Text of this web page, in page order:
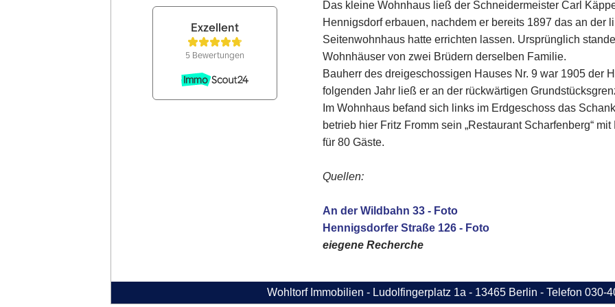
Das kleine Wohnhaus ließ der Schneidermeister Carl
Hennigsdorf erbauen, nachdem er bereits 1897 das an der
Seitenwohnhaus hatte errichten lassen. Ursprünglich
Wohnhäuser von zwei Brüdern derselben Familie.
Bauherr des dreigeschossigen Hauses Nr. 9 war 1905 der
folgenden Jahr ließ er an der rückwärtigen
Im Wohnhaus befand sich links im Erdgeschoss das
betrieb hier Fritz Fromm sein „Restaurant Scharfenberg“
für 80 Gäste.
Quellen:
An der Wildbahn 33 - Foto
Hennigsdorfer Straße 126 - Foto
eiegene Recherche
Wohltorf Immobilien - Ludolfingerplatz 1a - 13465 Berlin - Telefon 030-